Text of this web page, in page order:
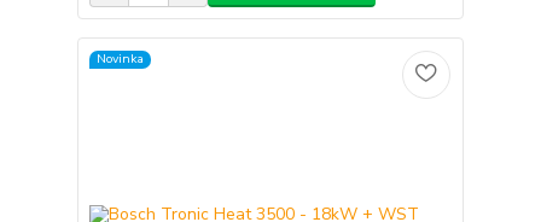
Novinka